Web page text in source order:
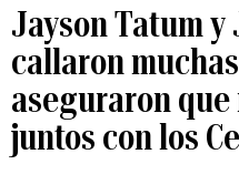
Jayson Tatum y
callaron
aseguraron
juntos con los